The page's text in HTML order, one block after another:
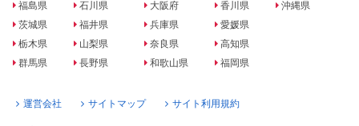
福島県
茨城県
栃木県
群馬県
石川県
福井県
山梨県
長野県
大阪府
兵庫県
奈良県
和歌山県
香川県
愛媛県
高知県
福岡県
沖縄県
運営会社 サイトマップ サイト利用規約